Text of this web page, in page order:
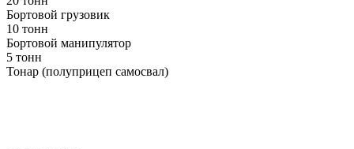
Бортовой грузовик
10 тонн
Бортовой манипулятор
5 тонн
Тонар (полуприцеп самосвал)